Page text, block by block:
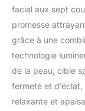
facial aux sept
promesse
grâce à une
technologie
de la peau, cible
fermeté et
relaxante et